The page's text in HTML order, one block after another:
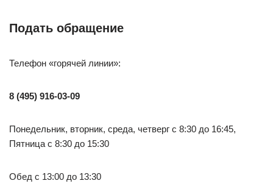
Подать обращение
Телефон «горячей линии»:
8 (495) 916-03-09
Понедельник, вторник, среда, четверг с 8:30 до 16:45,
Пятница с 8:30 до 15:30
Обед с 13:00 до 13:30